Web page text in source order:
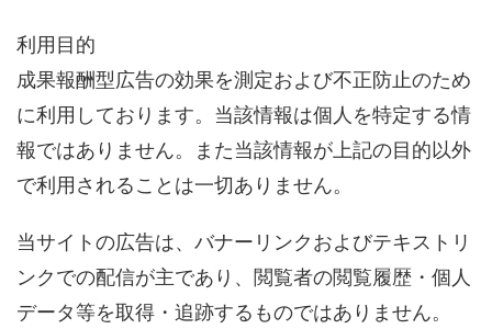
利用目的
成果報酬型広告の効果を測定および不正防止のため
に利用しております。当該情報は個人を特定する情
報ではありません。また当該情報が上記の目的以外
で利用されることは一切ありません。
当サイトの広告は、バナーリンクおよびテキストリ
ンクでの配信が主であり、閲覧者の閲覧履歴・個人
データ等を取得・追跡するものではありません。